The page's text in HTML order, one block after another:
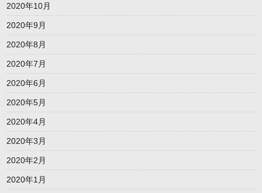
2020年10月
2020年9月
2020年8月
2020年7月
2020年6月
2020年5月
2020年4月
2020年3月
2020年2月
2020年1月